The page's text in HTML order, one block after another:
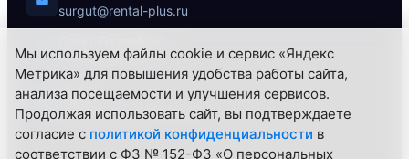
surgut@rental-plus.ru
ул. Литовская, 10
Сургут
Нефтеюганское ш., 62/1
Мы используем файлы cookie и сервис «Яндекс
Метрика» для повышения удобства работы сайта,
анализа посещаемости и улучшения сервисов.
Продолжая использовать сайт, вы подтверждаете
согласие с политикой конфиденциальности в
соответствии с ФЗ № 152-ФЗ «О персональных